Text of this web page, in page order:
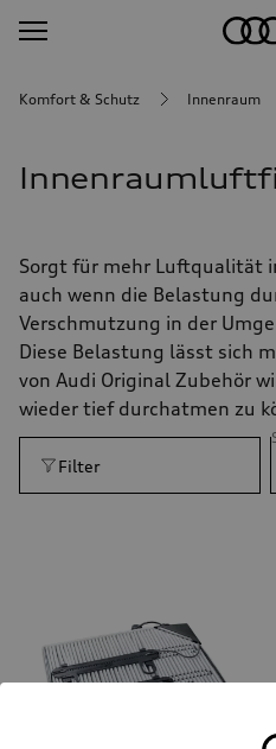
Komfort & Schutz Innenraum
Sorgt für mehr Luftqualität
auch wenn die Belastung
Verschmutzung in der
Diese Belastung lässt sich
von Audi Original Zubehör
wieder tief durchatmen zu
Filter